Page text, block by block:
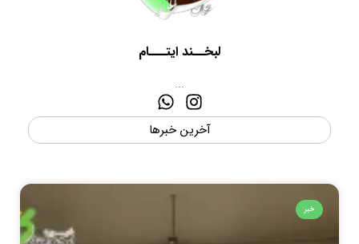
لبخــند ایتـــام
...
آخرین خبرها
خبر